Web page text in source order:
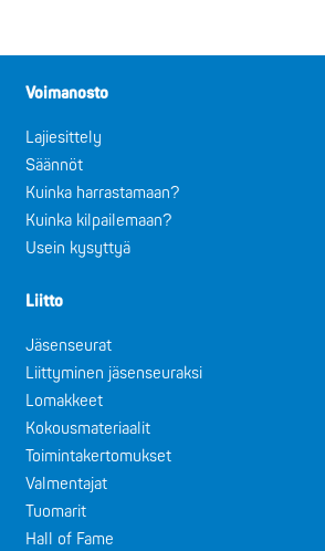
Voimanosto
Lajiesittely
Säännöt
Kuinka harrastamaan?
Kuinka kilpailemaan?
Usein kysyttyä
Liitto
Jäsenseurat
Liittyminen jäsenseuraksi
Lomakkeet
Kokousmateriaalit
Toimintakertomukset
Valmentajat
Tuomarit
Hall of Fame